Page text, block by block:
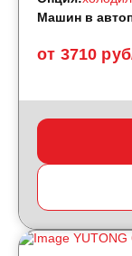
от 3710
Машин в